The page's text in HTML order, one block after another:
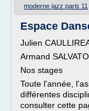
moderne jazz paris 11
Espace
Julien
Armand
Nos stages
Toute l'année,
différentes
consulter cette